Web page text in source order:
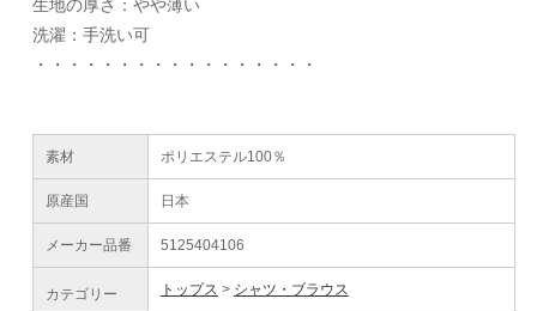
生地の厚さ：やや薄い
洗濯：手洗い可
・・・・・・・・・・・・・・・・・
素材 ポリエステル100％
原産国 日本
メーカー品番 5125404106
カテゴリー トップス シャツ・ブラウス